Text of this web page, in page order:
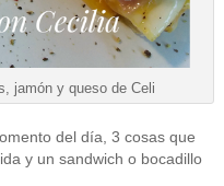
jamón y queso de Celi
del día, 3 cosas que
y un sandwich o bocadillo